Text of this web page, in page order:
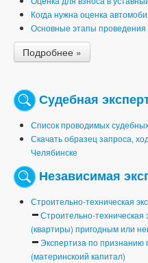
Когда нужна оценка
Основные этапы проведения
Подробнее »
Судебная
Список проводимых
Скачать образец запроса,
Челябинске
Независимая
Строительно-техническая
Строительно-
(квартиры) пригодным или
Экспертиза по признанию
(материнскоий капитал)